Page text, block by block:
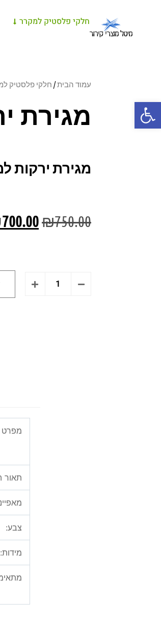
פתח סרגל נגישות
חלקי פלסטיק למקרר
עמוד הבית/ חלקי פלסטיק
מגירת
מגירת ירקות
₪750.00
700.00
מפרט
תאור
צבע:
מידות: